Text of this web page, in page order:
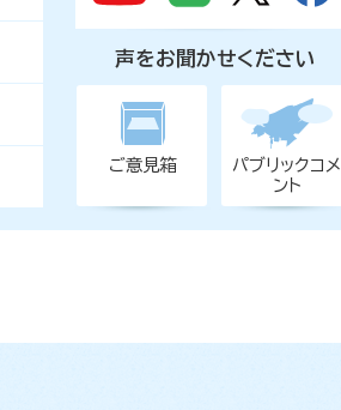
声をお聞かせください
ご意見箱
パブリックコメ
ント